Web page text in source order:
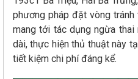
phương pháp đặt vòng tránh
mang tới tác dụng ngừa
dài, thực hiện thủ thuật này
tiết kiệm chi phí đáng kể.